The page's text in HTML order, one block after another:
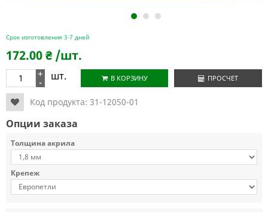
1 2 3
Срок изготовления 3-7 дней
172.00₴ /шт.
+
- шт. В КОРЗИНУ ПРОСЧЕТ
Код продукта: 31-12050-01
Опции заказа
Толщина акрила
Крепеж